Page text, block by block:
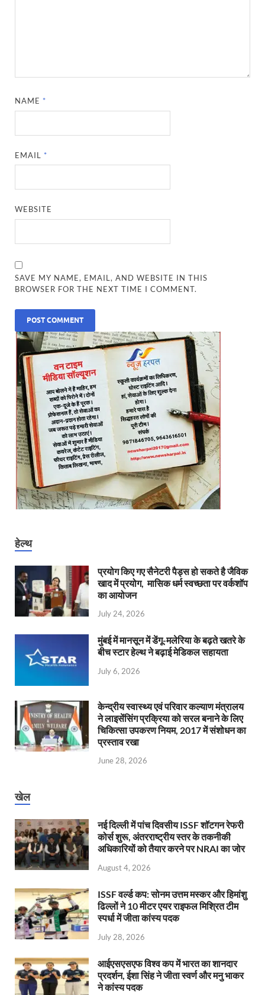
NAME *
EMAIL *
WEBSITE
SAVE MY NAME, EMAIL, AND WEBSITE IN THIS
BROWSER FOR THE NEXT TIME I COMMENT.
हेल्थ
प्रयोग किए गए सैनेटरी पैड्स हो सकते है जैविक
खाद में प्रयोग, मासिक धर्म स्वच्छता पर वर्कशॉप
का आयोजन
July 24, 2026
मुंबई में मानसून में डेंगू-मलेरिया के बढ़ते खतरे के
बीच स्टार हेल्थ ने बढ़ाई मेडिकल सहायता
July 6, 2026
केन्‍द्रीय स्वास्थ्य एवं परिवार कल्याण मंत्रालय
ने लाइसेंसिंग प्रक्रिया को सरल बनाने के लिए
चिकित्सा उपकरण नियम, 2017 में संशोधन का
प्रस्ताव रखा
June 28, 2026
खेल
नई दिल्ली में पांच दिवसीय ISSF शॉटगन रेफरी
कोर्स शुरू, अंतरराष्ट्रीय स्तर के तकनीकी
अधिकारियों को तैयार करने पर NRAI का जोर
August 4, 2026
ISSF वर्ल्ड कप: सोनम उत्तम मस्कर और हिमांशु
ढिल्लों ने 10 मीटर एयर राइफल मिश्रित टीम
स्पर्धा में जीता कांस्य पदक
July 28, 2026
आईएसएसएफ विश्व कप में भारत का शानदार
प्रदर्शन, ईशा सिंह ने जीता स्वर्ण और मनु भाकर
ने कांस्य पदक